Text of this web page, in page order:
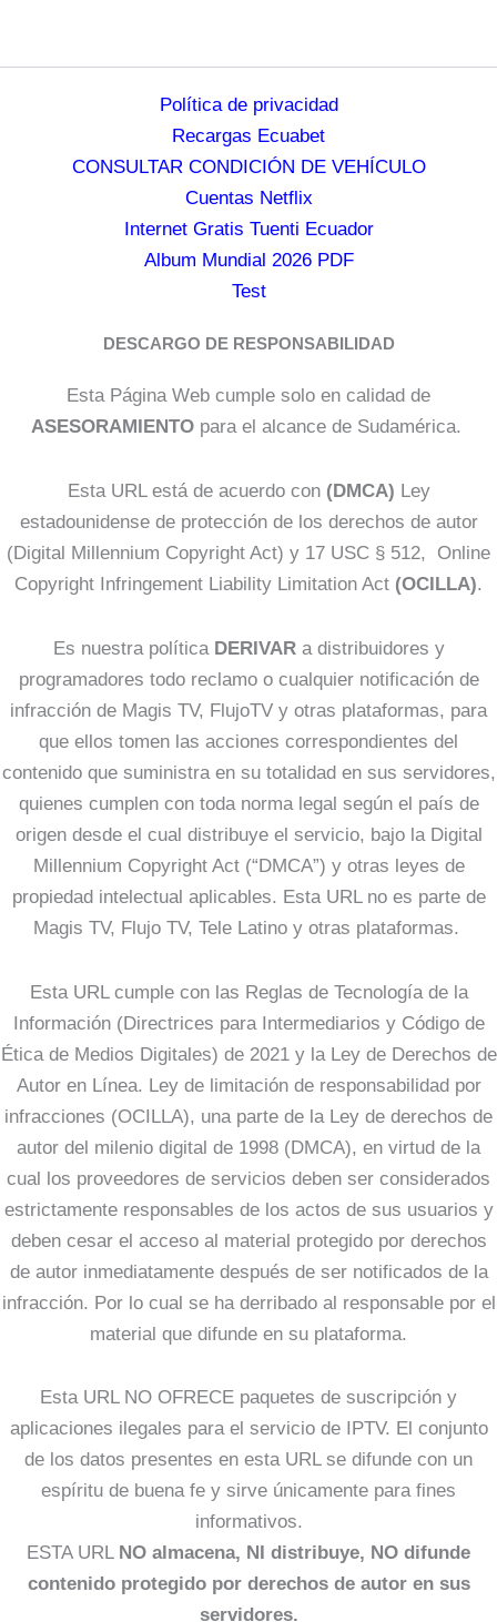
Política de privacidad
Recargas Ecuabet
CONSULTAR CONDICIÓN DE VEHÍCULO
Cuentas Netflix
Internet Gratis Tuenti Ecuador
Album Mundial 2026 PDF
Test
DESCARGO DE RESPONSABILIDAD
Esta Página Web cumple solo en calidad de
ASESORAMIENTO para el alcance de Sudamérica.
Esta URL está de acuerdo con (DMCA) Ley
estadounidense de protección de los derechos de autor
(Digital Millennium Copyright Act) y 17 USC § 512, Online
Copyright Infringement Liability Limitation Act (OCILLA).
Es nuestra política DERIVAR a distribuidores y
programadores todo reclamo o cualquier notificación de
infracción de Magis TV, FlujoTV y otras plataformas, para
que ellos tomen las acciones correspondientes del
contenido que suministra en su totalidad en sus servidores,
quienes cumplen con toda norma legal según el país de
origen desde el cual distribuye el servicio, bajo la Digital
Millennium Copyright Act (“DMCA”) y otras leyes de
propiedad intelectual aplicables. Esta URL no es parte de
Magis TV, Flujo TV, Tele Latino y otras plataformas.
Esta URL cumple con las Reglas de Tecnología de la
Información (Directrices para Intermediarios y Código de
Ética de Medios Digitales) de 2021 y la Ley de Derechos de
Autor en Línea. Ley de limitación de responsabilidad por
infracciones (OCILLA), una parte de la Ley de derechos de
autor del milenio digital de 1998 (DMCA), en virtud de la
cual los proveedores de servicios deben ser considerados
estrictamente responsables de los actos de sus usuarios y
deben cesar el acceso al material protegido por derechos
de autor inmediatamente después de ser notificados de la
infracción. Por lo cual se ha derribado al responsable por el
material que difunde en su plataforma.
Esta URL NO OFRECE paquetes de suscripción y
aplicaciones ilegales para el servicio de IPTV. El conjunto
de los datos presentes en esta URL se difunde con un
espíritu de buena fe y sirve únicamente para fines
informativos.
ESTA URL NO almacena, NI distribuye, NO difunde
contenido protegido por derechos de autor en sus
servidores.